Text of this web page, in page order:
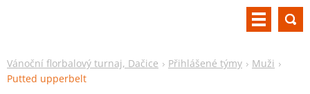
Vánoční florbalový turnaj, Dačice Přihlášené týmy
Muži
Putted upperbelt